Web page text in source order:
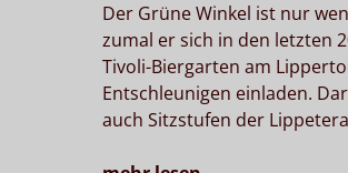
Der Grüne Winkel ist nur
zumal er sich in den letzten
Tivoli-Biergarten am
Entschleunigen einladen.
auch Sitzstufen der